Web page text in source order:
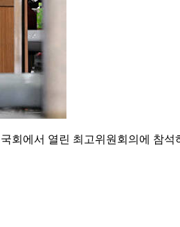
회에서 열린 최고위원회의에 참석